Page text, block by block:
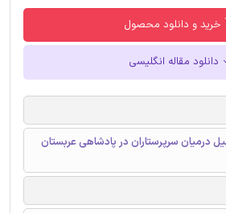
خرید و دانلود محصول
دانلود مقاله انگلیسی
سرپرستاران در پادشاهی عربستان